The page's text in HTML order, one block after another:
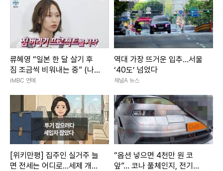
류혜영 “일본 한 달 살기 후
짐 조금씩 비워내는 중” (나혼
산)
iMBC 연예
역대 가장 뜨거운 입추…서울
‘40도’ 넘었다
채널A 뉴스
[위키만평] 집주인 실거주 늘
면 전세는 어디로…세제 개편
“옵션 넣으면 4천만 원 코
앞”... 코나 풀체인지, 전기차